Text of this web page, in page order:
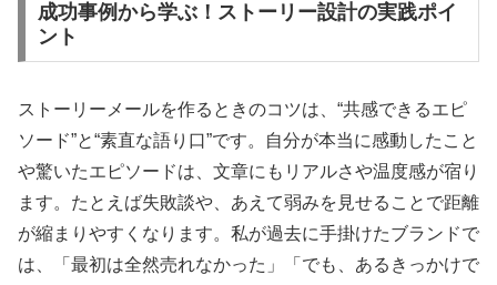
成功事例から学ぶ！ストーリー設計の実践ポイ
ント
ストーリーメールを作るときのコツは、“共感できるエピ
ソード”と“素直な語り口”です。自分が本当に感動したこと
や驚いたエピソードは、文章にもリアルさや温度感が宿り
ます。たとえば失敗談や、あえて弱みを見せることで距離
が縮まりやすくなります。私が過去に手掛けたブランドで
は、「最初は全然売れなかった」「でも、あるきっかけで